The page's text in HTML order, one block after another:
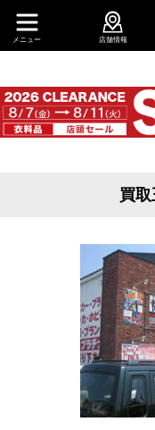
店舗情報
メニュー
買